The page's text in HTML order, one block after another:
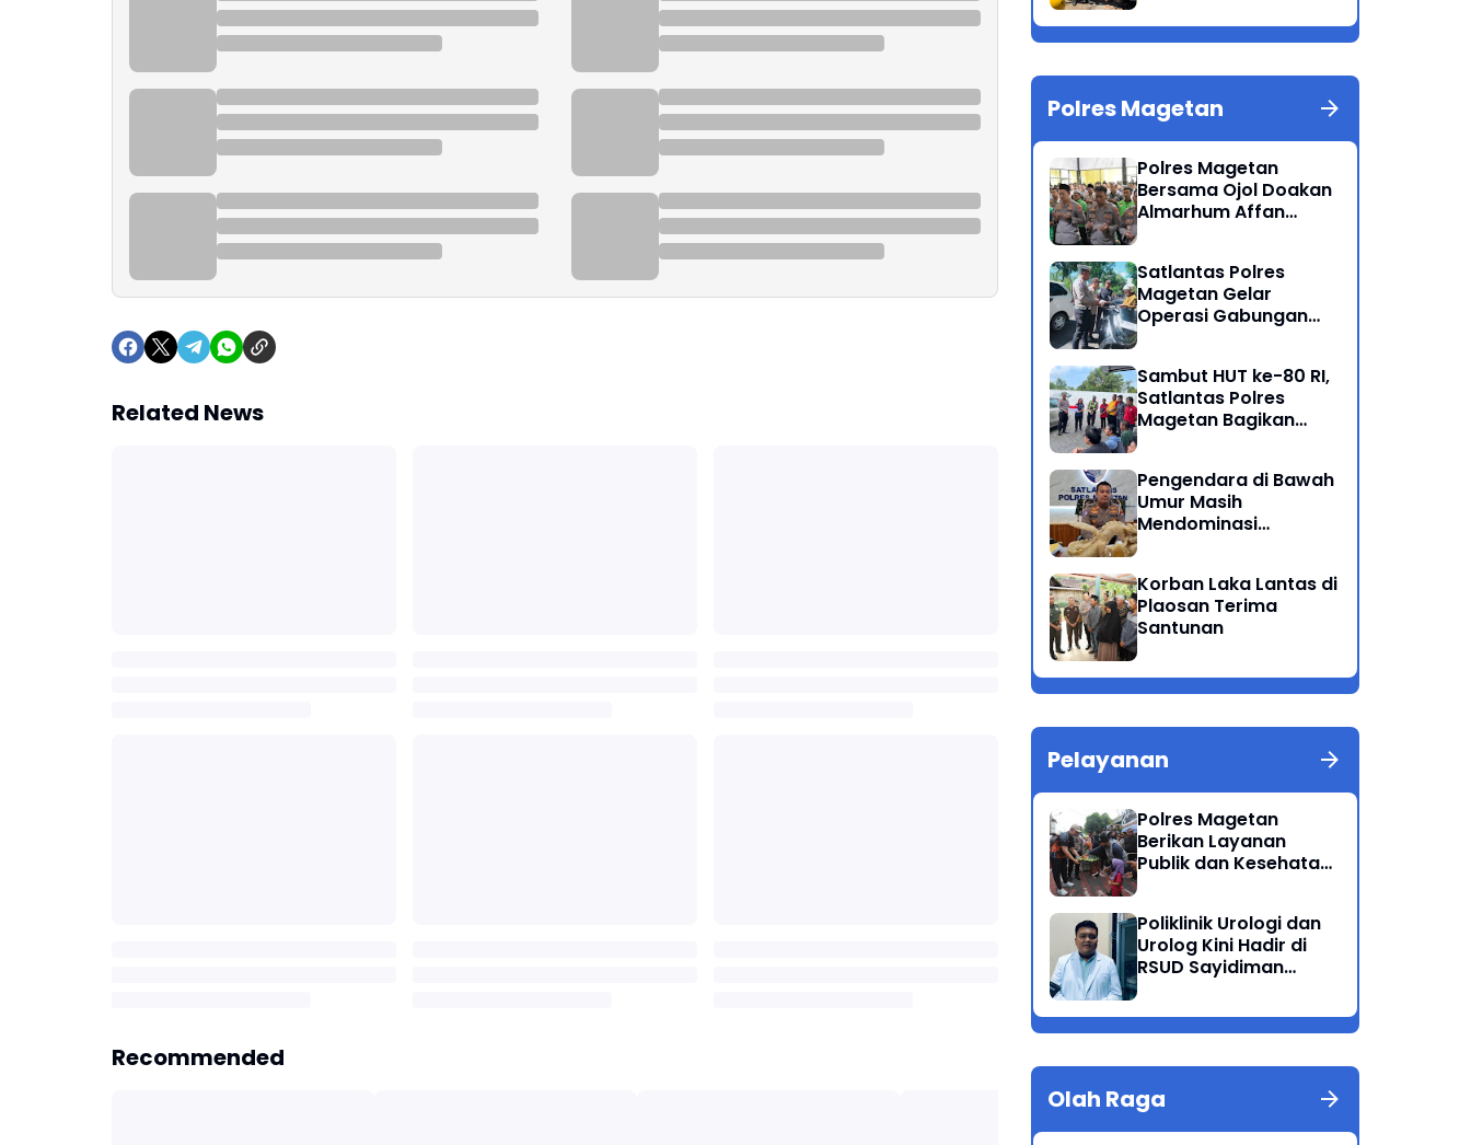
Related News
Recommended
berikan bantuan
Polres Magetan
Polres Magetan
Bersama Ojol Doakan
Almarhum Affan
Rasa di Jakarta
Satlantas Polres
Magetan Gelar
Operasi Gabungan
Sambut HUT ke-80 RI,
Satlantas Polres
Magetan Bagikan
Pengendara di Bawah
Umur Masih
Mendominasi
Korban Laka Lantas di
Plaosan Terima
Santunan
Pelayanan
Polres Magetan
Berikan Layanan
Publik dan Kesehatan
Poliklinik Urologi dan
Urolog Kini Hadir di
RSUD Sayidiman
Olah Raga